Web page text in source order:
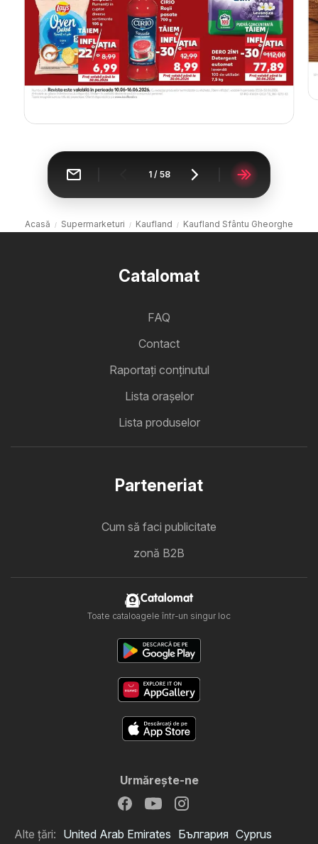
1/ 58
Acasă Supermarketuri Kaufland Kaufland Sfântu Gheorghe
Catalomat
FAQ
Contact
Raportați conținutul
Lista oraşelor
Lista produselor
Parteneriat
Cum să faci publicitate
zonă B2B
Catalomat
Toate cataloagele într-un singur loc
Urmăreşte-ne
Alte țări: United Arab Emirates България Cyprus